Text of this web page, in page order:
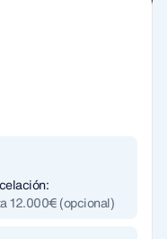
12.000€ (opcional)